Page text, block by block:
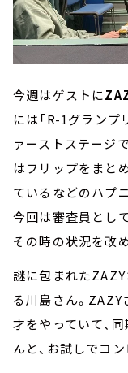
今週はゲストに
には「R-1グランプ
ァーストステージ
はフリップをまと
ているなどのハプ
今回は審査員とし
その時の状況を改
謎に包まれた
る川島さん。
才をやっていて、
んと、お試しでコ